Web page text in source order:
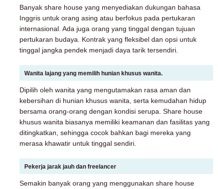
Banyak share house yang menyediakan dukungan bahasa
Inggris untuk orang asing atau berfokus pada pertukaran
internasional. Ada juga orang yang tinggal dengan tujuan
pertukaran budaya. Kontrak yang fleksibel dan opsi untuk
tinggal jangka pendek menjadi daya tarik tersendiri.
Wanita lajang yang memilih hunian khusus wanita.
Dipilih oleh wanita yang mengutamakan rasa aman dan
kebersihan di hunian khusus wanita, serta kemudahan hidup
bersama orang-orang dengan kondisi serupa. Share house
khusus wanita biasanya memiliki keamanan dan fasilitas yang
ditingkatkan, sehingga cocok bahkan bagi mereka yang
merasa khawatir untuk tinggal sendiri.
Pekerja jarak jauh dan freelancer
Semakin banyak orang yang menggunakan share house